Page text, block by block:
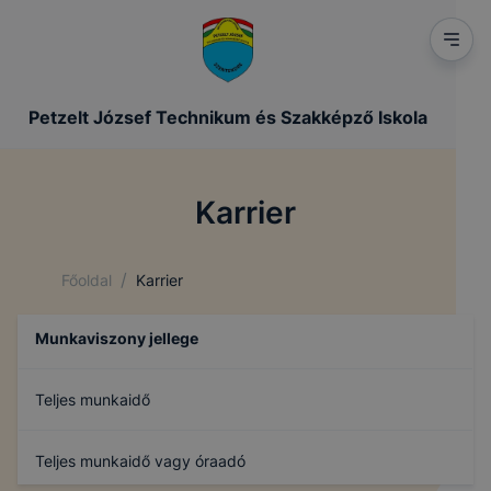
Petzelt József Technikum és Szakképző Iskola
Karrier
Főoldal / Karrier
Munkaviszony jellege
Teljes munkaidő
Teljes munkaidő vagy óraadó